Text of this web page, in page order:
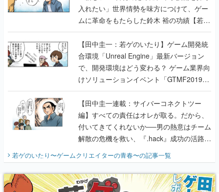
入れたい」世界情勢を味方につけて、ゲー
ムに革命をもたらした鈴木 裕の功績【若ゲ
のいたり】
【田中圭一：若ゲのいたり】ゲーム開発統
合環境「Unreal Engine」最新バージョン
で、開発環境はどう変わる？ ゲーム業界向
けソリューションイベント「GTMF2019」
に行って、より理解を深めよう【PR】
【田中圭一連載：サイバーコネクトツー
編】すべての責任はオレが取る。だから、
付いてきてくれないか──男の熱意はチーム
解散の危機を救い、『.hack』成功の活路を
開く。業界の快男児・松山 洋に流れる血は
『少年ジャンプ』色だった【若ゲのいた
り】
若ゲのいたり〜ゲームクリエイターの青春〜の記事一覧